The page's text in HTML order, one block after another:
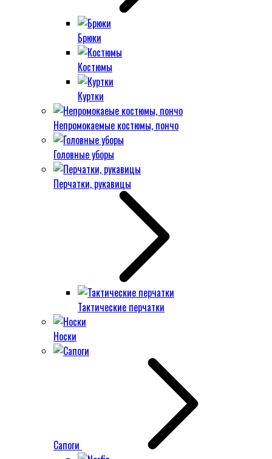
Брюки
Костюмы
Куртки
Непромокаемые костюмы, пончо
Головные уборы
Перчатки, рукавицы
Тактические перчатки
Носки
Сапоги